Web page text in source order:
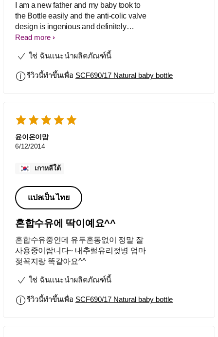
I am a new father and my baby took to
the Bottle easily and the anti-colic valve
design is ingenious and definitely
helped my baby a lot. The easy
and future upgrading makes it even
better! The manufacturing quality is top
notch! I have no experience with other
Read more
ใช่ ฉันแนะนำผลิตภัณฑ์นี้
รีวิวนี้ทำขึ้นเพื่อ SCF690/17 Natural baby bottle
윤이온이맘
6/12/2014
เกาหลีใต้
แปลเป็น ไทย
혼합수유에 딱이예요^^
혼합수유중인데 유두혼동없이 정말 잘
사용중이랍니다~ 내추럴유리젖병 엄마
젖꼭지랑 똑같아요^^
ใช่ ฉันแนะนำผลิตภัณฑ์นี้
รีวิวนี้ทำขึ้นเพื่อ SCF690/17 Natural baby bottle